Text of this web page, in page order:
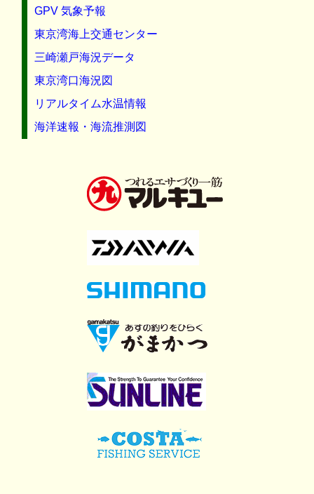
GPV 気象予報
東京湾海上交通センター
三崎瀬戸海況データ
東京湾口海況図
リアルタイム水温情報
海洋速報・海流推測図